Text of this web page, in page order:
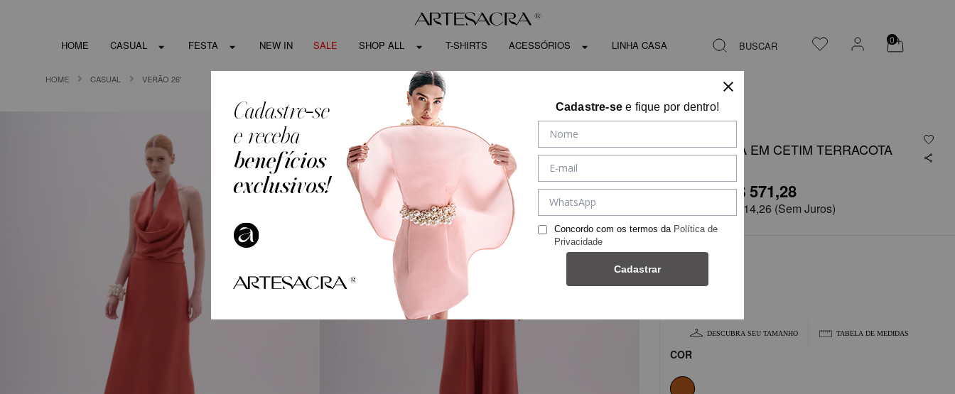
HOME CASUAL FESTA NEW IN SALE SHOP ALL T-SHIRTS ACESSÓRIOS LINHA CASA BUSCAR 0
HOME CASUAL VERÃO 26'
SAIA LONGA EM CETIM TERRACOTA
R$1.142,57 R$ 571,28
R$ 114,26 (Sem Juros)
DESCUBRA SEU TAMANHO TABELA DE MEDIDAS
COR
Cadastre-se e fique por dentro!
Concordo com os termos da Política de
Privacidade
Cadastrar